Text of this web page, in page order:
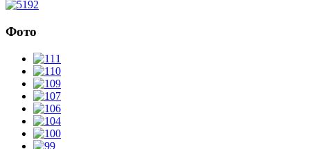
Фото